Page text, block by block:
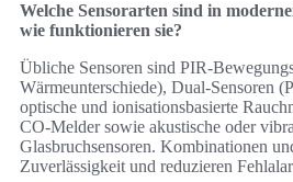
Welche Sensorarten sind in
wie funktionieren sie?
Übliche Sensoren sind PIR-
Wärmeunterschiede), Dual-Sensoren
optische und ionisationsbasierte
CO‑Melder sowie akustische oder
Glasbruchsensoren. Kombinationen
Zuverlässigkeit und reduzieren